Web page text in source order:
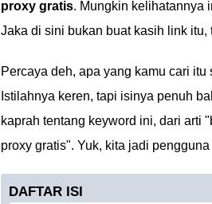
proxy gratis. Mungkin kelihatannya
Jaka di sini bukan buat kasih link
Percaya deh, apa yang kamu cari
Istilahnya keren, tapi isinya penuh
kaprah tentang keyword ini, dari arti
proxy gratis". Yuk, kita jadi
DAFTAR ISI